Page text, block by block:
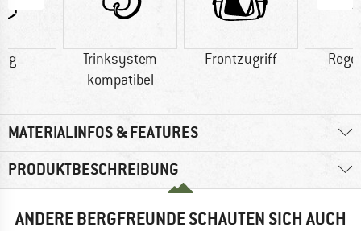
g
Trinksystem
kompatibel
Frontzugriff
MATERIALINFOS & FEATURES
PRODUKTBESCHREIBUNG
ANDERE BERGFREUNDE SCHAUTEN SICH AUCH